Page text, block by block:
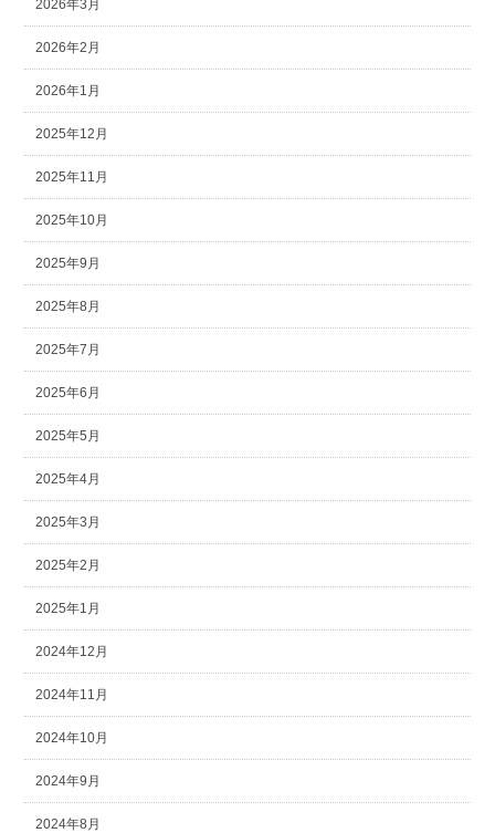
2026年3月
2026年2月
2026年1月
2025年12月
2025年11月
2025年10月
2025年9月
2025年8月
2025年7月
2025年6月
2025年5月
2025年4月
2025年3月
2025年2月
2025年1月
2024年12月
2024年11月
2024年10月
2024年9月
2024年8月